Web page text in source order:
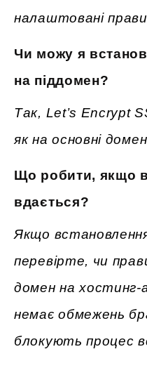
налаштовані
Чи можу я
на піддомен?
Так, Let’s Encrypt
як на основні
Що робити, якщо
вдається?
Якщо
перевірте, чи
домен на хостинг-
немає обмежень
блокують процес